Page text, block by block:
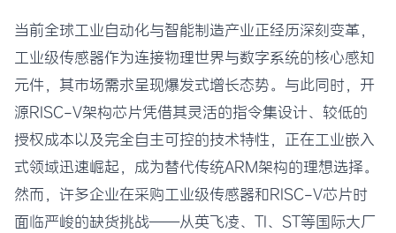
当前全球工业自动化与智能制造产业正经历深刻变革，
工业级传感器作为连接物理世界与数字系统的核心感知
元件，其市场需求呈现爆发式增长态势。与此同时，开
源RISC-V架构芯片凭借其灵活的指令集设计、较低的
授权成本以及完全自主可控的技术特性，正在工业嵌入
式领域迅速崛起，成为替代传统ARM架构的理想选择。
然而，许多企业在采购工业级传感器和RISC-V芯片时
面临严峻的缺货挑战——从英飞凌、TI、ST等国际大厂